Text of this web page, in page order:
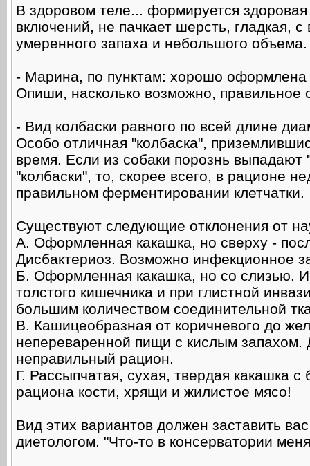
В здоровом теле... формируется
включений, не пачкает шерсть, гладкая,
умеренного запаха и небольшого
- Марина, по пунктам: хорошо оформлена
Опиши, насколько возможно,
- Вид колбаски равного по всей длине
Особо отличная "колбаска",
время. Если из собаки порознь
"колбаски", то, скорее всего, в рационе
правильном ферментировании клетчатки.
Существуют следующие отклонения от
А. Оформленная какашка, но сверху -
Дисбактериоз. Возможно инфекционное
Б. Оформленная какашка, но со слизью.
толстого кишечника и при глистной
большим количеством соединительной
В. Кашицеобразная от коричневого до
непереваренной пищи с кислым запахом.
неправильный рацион.
Г. Рассыпчатая, сухая, твердая какашка
рациона кости, хрящи и жилистое мясо!
Вид этих вариантов должен заставить
диетологом. "Что-то в консерватории